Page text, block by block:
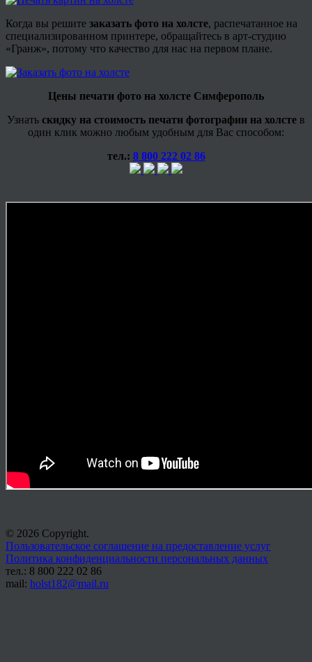
Когда вы решите заказать фото на холсте, распечатанное на
специализированном принтере, обращайтесь в арт-студию
«Гранж», потому что качество для нас на первом плане.
Цены печати фото на холсте Симферополь
Узнать скидку на стоимость печати фотографии на холсте в
один клик можно любым удобным для Вас способом:
тел.: 8 800 222 02 86
© 2026 Copyright.
Пользовательское соглашение на предоставление услуг
Политика конфиденциальности персональных данных
тел.: 8 800 222 02 86
mail: holst182@mail.ru